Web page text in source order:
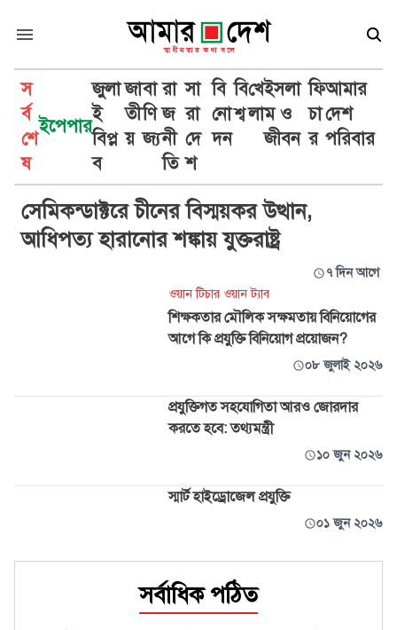
স
র্ব
শে
ষ
ইপেপার
জুলা
ই
বিপ্ল
ব
জা
তী
য়
বা
ণি
জ্য
রা
জ
নী
তি
সা
রা
দে
শ
বি
নো
দন
বি
শ্ব
খে
লা
ইসলা
ম ও
জীবন
ফি
চা
র
আমার
দেশ
পরিবার
প্রযুক্তি
সেমিকন্ডাক্টরে চীনের বিস্ময়কর উত্থান,
আধিপত্য হারানোর শঙ্কায় যুক্তরাষ্ট্র
৭ দিন আগে
ওয়ান টিচার ওয়ান ট্যাব
শিক্ষকতার মৌলিক সক্ষমতায় বিনিয়োগের
আগে কি প্রযুক্তি বিনিয়োগ প্রয়োজন?
০৮ জুলাই ২০২৬
প্রযুক্তিগত সহযোগিতা আরও জোরদার
করতে হবে: তথ্যমন্ত্রী
১০ জুন ২০২৬
স্মার্ট হাইড্রোজেল প্রযুক্তি
০১ জুন ২০২৬
সর্বাধিক পঠিত